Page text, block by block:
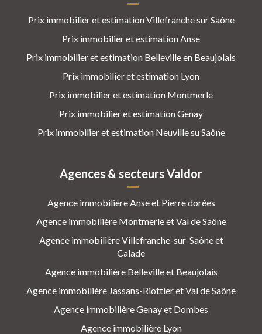
Prix immobilier et estimation Villefranche sur Saône
Prix immobilier et estimation Anse
Prix immobilier et estimation Belleville en Beaujolais
Prix immobilier et estimation Lyon
Prix immobilier et estimation Montmerle
Prix immobilier et estimation Genay
Prix immobilier et estimation Neuville su Saône
Agences & secteurs Valdor
Agence immobilière Anse et Pierre dorées
Agence immobilière Montmerle et Val de Saône
Agence immobilière Villefranche-sur-Saône et
Calade
Agence immobilière Belleville et Beaujolais
Agence immobilière Jassans-Riottier et Val de Saône
Agence immobilière Genay et Dombes
Agence immobilière Lyon